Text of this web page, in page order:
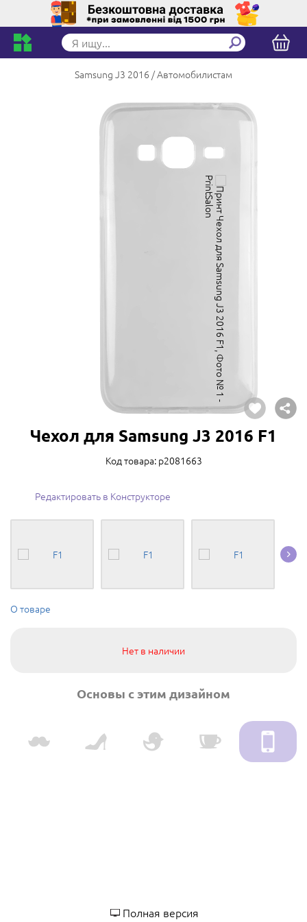
Samsung J3 2016 Автомобилистам
Чехол для Samsung J3 2016 F1
Код товара: p2081663
Редактировать в Конструкторе
О товаре
Нет в наличии
Основы с этим дизайном
Полная версия